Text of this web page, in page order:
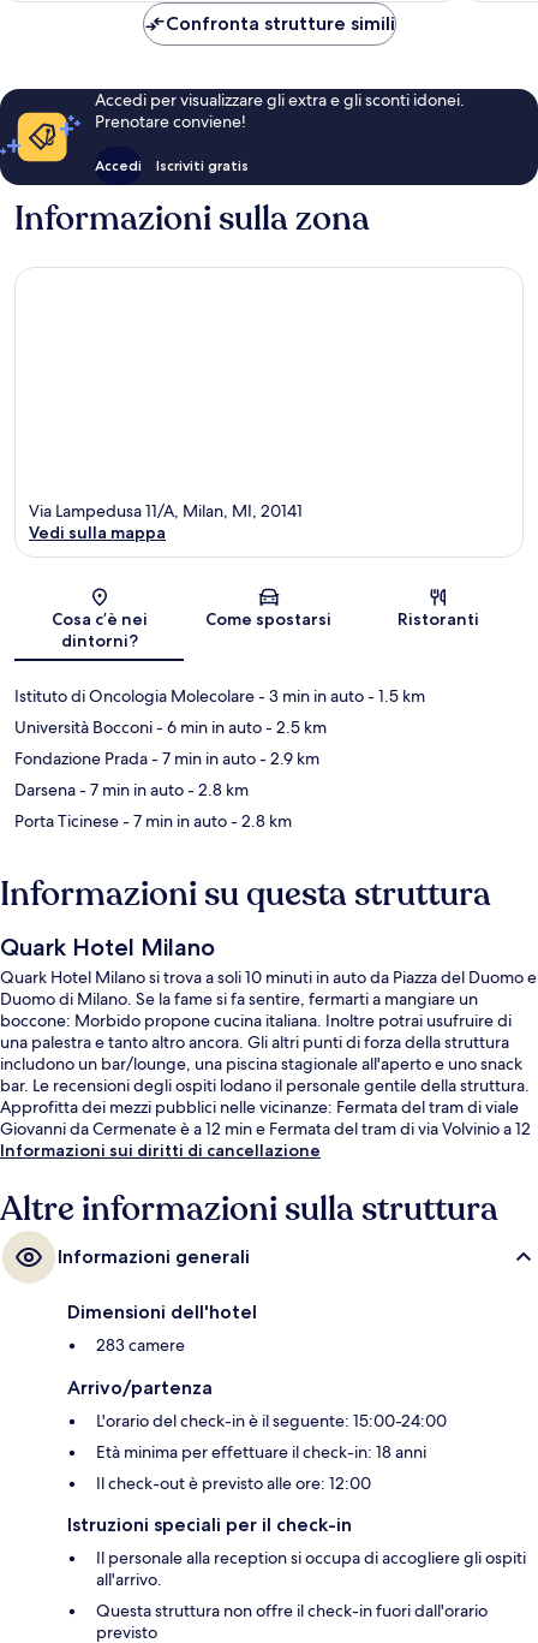
113 €
Confronta strutture simili
Accedi per visualizzare gli extra e gli sconti idonei.
Prenotare conviene!
Accedi Iscriviti gratis
Informazioni sulla zona
Mappa
Via Lampedusa 11/A, Milan, MI, 20141
Vedi sulla mappa
Cosa c’è nei
dintorni?
Come spostarsi Ristoranti
Istituto di Oncologia Molecolare- 3 min in auto- 1.5 km
Università Bocconi- 6 min in auto- 2.5 km
Fondazione Prada- 7 min in auto- 2.9 km
Darsena- 7 min in auto- 2.8 km
Porta Ticinese- 7 min in auto- 2.8 km
Informazioni su questa struttura
Quark Hotel Milano
Quark Hotel Milano si trova a soli 10 minuti in auto da Piazza del Duomo e
Duomo di Milano. Se la fame si fa sentire, fermarti a mangiare un
boccone: Morbido propone cucina italiana. Inoltre potrai usufruire di
una palestra e tanto altro ancora. Gli altri punti di forza della struttura
includono un bar/lounge, una piscina stagionale all'aperto e uno snack
bar. Le recensioni degli ospiti lodano il personale gentile della struttura.
Approfitta dei mezzi pubblici nelle vicinanze: Fermata del tram di viale
Giovanni da Cermenate è a 12 min e Fermata del tram di via Volvinio a 12
min a piedi.
Informazioni sui diritti di cancellazione
Altre informazioni sulla struttura
Informazioni generali
Dimensioni dell'hotel
283 camere
Arrivo/partenza
L'orario del check-in è il seguente: 15:00-24:00
Età minima per effettuare il check-in: 18 anni
Il check-out è previsto alle ore: 12:00
Istruzioni speciali per il check-in
Il personale alla reception si occupa di accogliere gli ospiti
all'arrivo.
Questa struttura non offre il check-in fuori dall'orario
previsto